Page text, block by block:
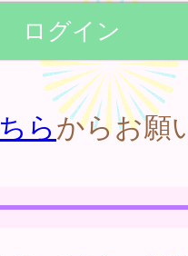
らからお願